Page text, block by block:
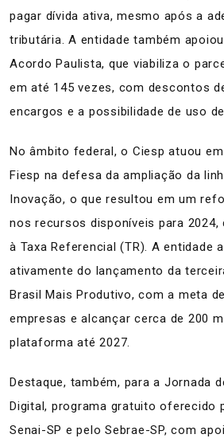
pagar dívida ativa, mesmo após a
tributária. A entidade também
Acordo Paulista, que viabiliza o
em até 145 vezes, com descontos
encargos e a possibilidade de uso
No âmbito federal, o Ciesp atuou
Fiesp na defesa da ampliação da
Inovação, o que resultou em um
nos recursos disponíveis para
à Taxa Referencial (TR). A entidade
ativamente do lançamento da
Brasil Mais Produtivo, com a meta
empresas e alcançar cerca de 200
plataforma até 2027.
Destaque, também, para a Jornada
Digital, programa gratuito oferecido
Senai-SP e pelo Sebrae-SP, com